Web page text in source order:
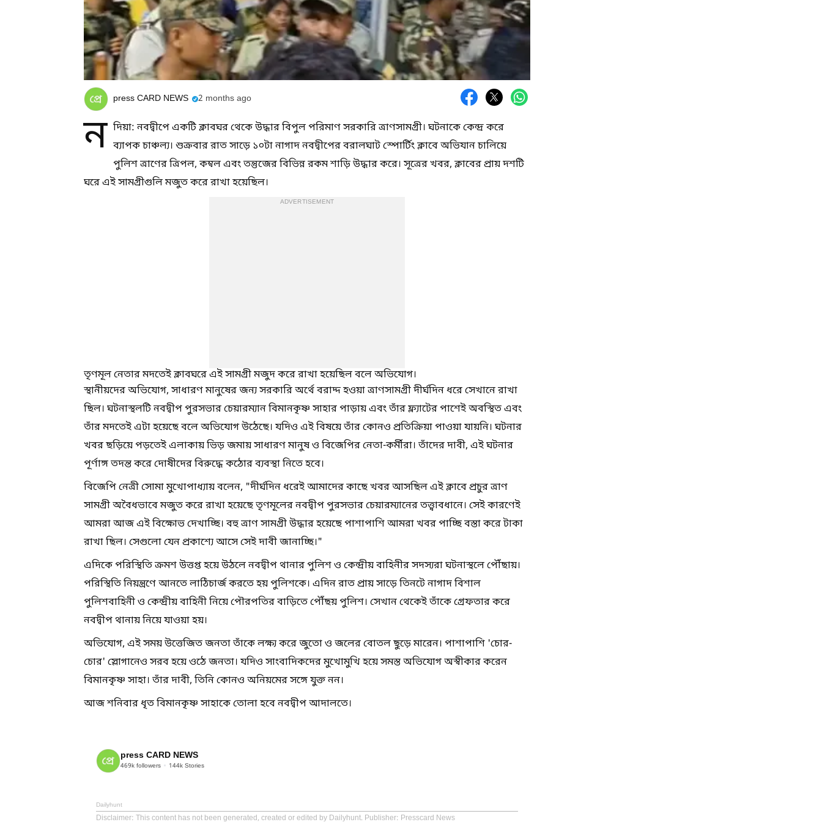
press CARD NEWS 2 months ago
ন দিয়া: নবদ্বীপে একটি ক্লাবঘর থেকে উদ্ধার বিপুল পরিমাণ সরকারি ত্রাণসামগ্রী। ঘটনাকে কেন্দ্র করে
ব্যাপক চাঞ্চল্য। শুক্রবার রাত সাড়ে ১০টা নাগাদ নবদ্বীপের বরালঘাট স্পোর্টিং ক্লাবে অভিযান চালিয়ে
পুলিশ ত্রাণের ত্রিপল, কম্বল এবং তন্তুজের বিভিন্ন রকম শাড়ি উদ্ধার করে। সূত্রের খবর, ক্লাবের প্রায় দশটি
ঘরে এই সামগ্রীগুলি মজুত করে রাখা হয়েছিল।
ADVERTISEMENT
তৃণমূল নেতার মদতেই ক্লাবঘরে এই সামগ্রী মজুদ করে রাখা হয়েছিল বলে অভিযোগ।
স্থানীয়দের অভিযোগ, সাধারণ মানুষের জন্য সরকারি অর্থে বরাদ্দ হওয়া ত্রাণসামগ্রী দীর্ঘদিন ধরে সেখানে রাখা
ছিল। ঘটনাস্থলটি নবদ্বীপ পুরসভার চেয়ারম্যান বিমানকৃষ্ণ সাহার পাড়ায় এবং তাঁর ফ্ল্যাটের পাশেই অবস্থিত এবং
তাঁর মদতেই এটা হয়েছে বলে অভিযোগ উঠেছে। যদিও এই বিষয়ে তাঁর কোনও প্রতিক্রিয়া পাওয়া যায়নি। ঘটনার
খবর ছড়িয়ে পড়তেই এলাকায় ভিড় জমায় সাধারণ মানুষ ও বিজেপির নেতা-কর্মীরা। তাঁদের দাবী, এই ঘটনার
পূর্ণাঙ্গ তদন্ত করে দোষীদের বিরুদ্ধে কঠোর ব্যবস্থা নিতে হবে।
বিজেপি নেত্রী সোমা মুখোপাধ্যায় বলেন, "দীর্ঘদিন ধরেই আমাদের কাছে খবর আসছিল এই ক্লাবে প্রচুর ত্রাণ
সামগ্রী অবৈধভাবে মজুত করে রাখা হয়েছে তৃণমূলের নবদ্বীপ পুরসভার চেয়ারম্যানের তত্ত্বাবধানে। সেই কারণেই
আমরা আজ এই বিক্ষোভ দেখাচ্ছি। বহু ত্রাণ সামগ্রী উদ্ধার হয়েছে পাশাপাশি আমরা খবর পাচ্ছি বস্তা করে টাকা
রাখা ছিল। সেগুলো যেন প্রকাশ্যে আসে সেই দাবী জানাচ্ছি।"
এদিকে পরিস্থিতি ক্রমশ উত্তপ্ত হয়ে উঠলে নবদ্বীপ থানার পুলিশ ও কেন্দ্রীয় বাহিনীর সদস্যরা ঘটনাস্থলে পৌঁছায়।
পরিস্থিতি নিয়ন্ত্রণে আনতে লাঠিচার্জ করতে হয় পুলিশকে। এদিন রাত প্রায় সাড়ে তিনটে নাগাদ বিশাল
পুলিশবাহিনী ও কেন্দ্রীয় বাহিনী নিয়ে পৌরপতির বাড়িতে পৌঁছয় পুলিশ। সেখান থেকেই তাঁকে গ্রেফতার করে
নবদ্বীপ থানায় নিয়ে যাওয়া হয়।
অভিযোগ, এই সময় উত্তেজিত জনতা তাঁকে লক্ষ্য করে জুতো ও জলের বোতল ছুড়ে মারেন। পাশাপাশি 'চোর-
চোর' স্লোগানেও সরব হয়ে ওঠে জনতা। যদিও সাংবাদিকদের মুখোমুখি হয়ে সমস্ত অভিযোগ অস্বীকার করেন
বিমানকৃষ্ণ সাহা। তাঁর দাবী, তিনি কোনও অনিয়মের সঙ্গে যুক্ত নন।
আজ শনিবার ধৃত বিমানকৃষ্ণ সাহাকে তোলা হবে নবদ্বীপ আদালতে।
press CARD NEWS
469k followers 144k Stories
Dailyhunt
Disclaimer: This content has not been generated, created or edited by Dailyhunt. Publisher: Presscard News